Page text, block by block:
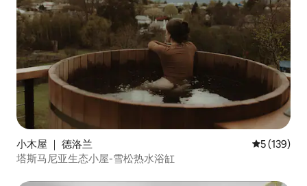
小木屋 ｜ 德洛兰 平均评分 5
5 (139)
塔斯马尼亚生态小屋-雪松热水浴缸